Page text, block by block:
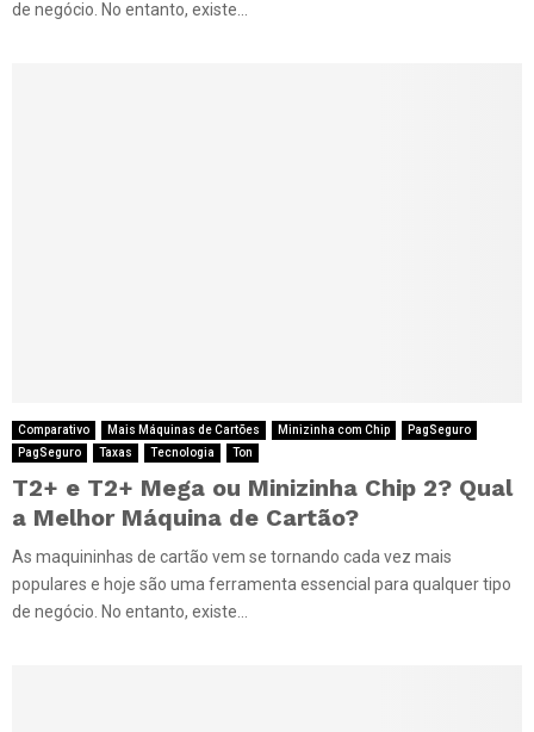
de negócio. No entanto, existe...
Comparativo Mais Máquinas de Cartões Minizinha com Chip
PagSeguro
PagSeguro
Taxas Tecnologia Ton
T2+ e T2+ Mega ou Minizinha Chip 2? Qual
a Melhor Máquina de Cartão?
As maquininhas de cartão vem se tornando cada vez mais
populares e hoje são uma ferramenta essencial para qualquer tipo
de negócio. No entanto, existe...